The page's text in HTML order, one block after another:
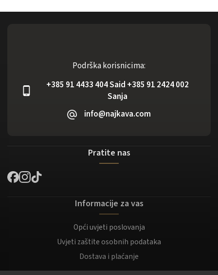
Podrška korisnicima:
+385 91 4433 404 Said +385 91 2424 002
Sanja
info@najkava.com
Pratite nas
Informacije za vas
Opći uvjeti poslovanja
Uvjeti zaštite osobnih podataka
Dostava i plaćanje